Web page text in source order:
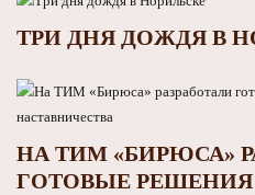
ТРИ ДНЯ ДОЖДЯ В
НА ТИМ «БИРЮСА»
ГОТОВЫЕ